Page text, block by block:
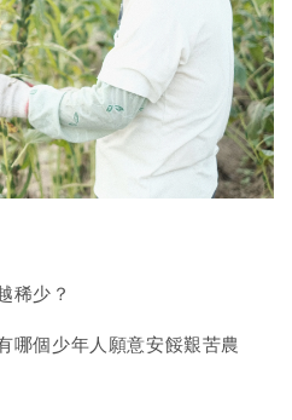
稀少？
哪個少年人願意安餒艱苦農